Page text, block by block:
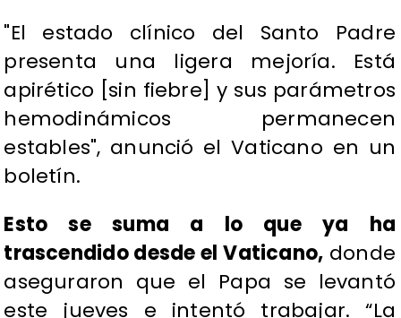
"El estado clínico del Santo Padre
presenta una ligera mejoría. Está
apirético [sin fiebre] y sus parámetros
hemodinámicos permanecen
estables", anunció el Vaticano en un
boletín.
Esto se suma a lo que ya ha
trascendido desde el Vaticano, donde
aseguraron que el Papa se levantó
este jueves e intentó trabajar. “La